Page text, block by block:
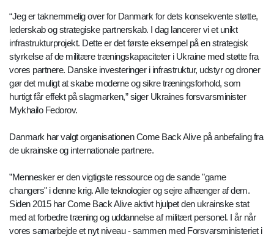
“Jeg er taknemmelig over for Danmark for dets konsekvente støtte,
lederskab og strategiske partnerskab. I dag lancerer vi et unikt
infrastrukturprojekt. Dette er det første eksempel på en strategisk
styrkelse af de militære træningskapaciteter i Ukraine med støtte fra
vores partnere. Danske investeringer i infrastruktur, udstyr og droner
gør det muligt at skabe moderne og sikre træningsforhold, som
hurtigt får effekt på slagmarken,” siger Ukraines forsvarsminister
Mykhailo Fedorov.
Danmark har valgt organisationen Come Back Alive på anbefaling fra
de ukrainske og internationale partnere.
”Mennesker er den vigtigste ressource og de sande "game
changers" i denne krig. Alle teknologier og sejre afhænger af dem.
Siden 2015 har Come Back Alive aktivt hjulpet den ukrainske stat
med at forbedre træning og uddannelse af militært personel. I år når
vores samarbejde et nyt niveau - sammen med Forsvarsministeriet i